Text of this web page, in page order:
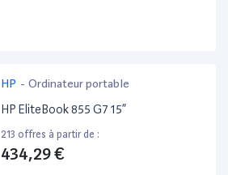
HP - Ordinateur portable
HP EliteBook 855 G7 15”
213 offres à partir de :
434,29 €